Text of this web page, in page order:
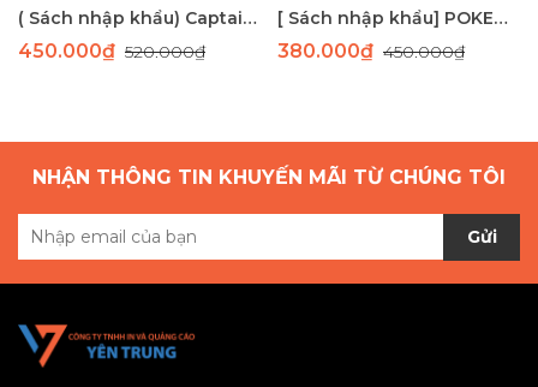
( Sách nhập khẩu) Captain Underpants 12 cuốn- bản màu
450.000₫ 520.000₫
[ Sách nhập khẩu] POKEMON boxset 15 cuốn
380.000₫ 450.000₫
NHẬN THÔNG TIN KHUYẾN MÃI TỪ CHÚNG TÔI
Gửi